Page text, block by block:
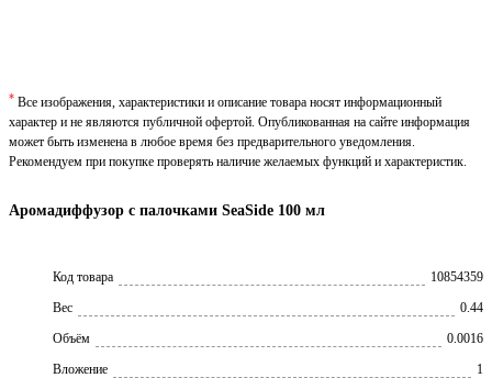
Аромадиффузор с палочками SeaSide 100 мл
Код товара
10854359
Вес
0.44
Объём
0.0016
Вложение
1
* Все изображения, характеристики и описание товара носят информационный
характер и не являются публичной офертой. Опубликованная на сайте информация
может быть изменена в любое время без предварительного уведомления.
Рекомендуем при покупке проверять наличие желаемых функций и характеристик.